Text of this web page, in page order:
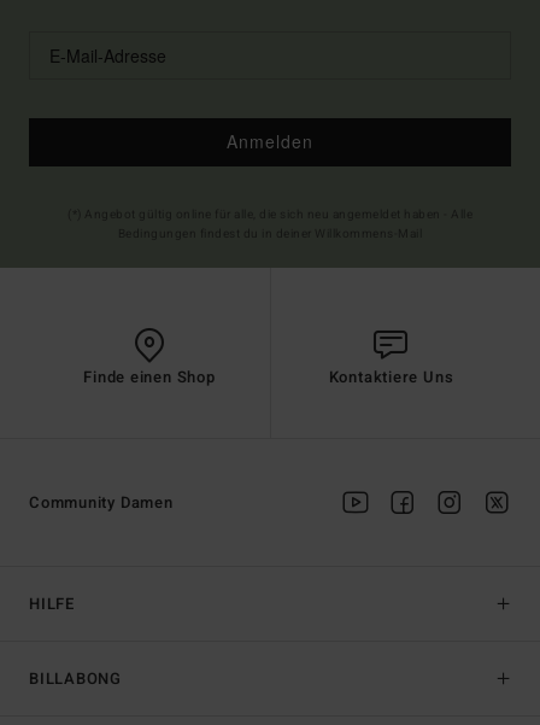
Anmelden
Finde einen Shop Kontaktiere Uns
HILFE
BILLABONG
Community Damen